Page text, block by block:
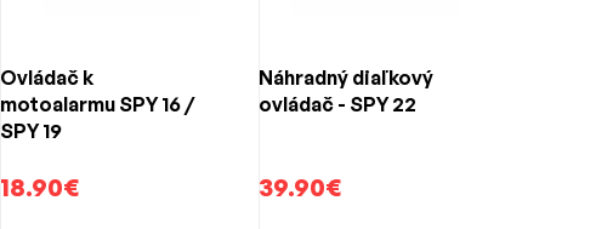
Ovládač k
motoalarmu SPY 16 /
SPY 19
18.90€
Náhradný diaľkový
ovládač - SPY 22
39.90€